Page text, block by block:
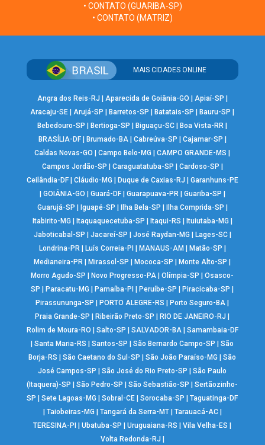
• CONTATO (GUARIBA-SP)
• CONTATO (MATRIZ)
MAIS CIDADES ONLINE
Angra dos Reis-RJ Aparecida de Goiânia-GO Apiaí-SP
Aracaju-SE |Arujá-SP Barretos-SP Batatais-SP Bauru-SP
Bebedouro-SP
Bertioga-SP Biguaçu-SC Boa Vista-RR
BRASÍLIA-DF| Brumado-BA| Cabreúva-SP Cajamar-SP
Caldas Novas-GO
|Campo Belo-MG |CAMPO GRANDE-MS
Campos Jordão-SP
Caraguatatuba-SP Cardoso-SP
Ceilândia-DF| Cláudio-MG Duque de Caxias-RJ
Garanhuns-PE
GOIÂNIA-GO Guará-DF| Guarapuava-PR| Guariba-SP
Guarujá-SP
Iguapé-SP Ilha Bela-SP Ilha Comprida-SP
Itabirito-MG
Itaquaquecetuba-SP Itaqui-RS Ituiutaba-MG
Jaboticabal-SP
Jacareí-SP José Raydan-MG Lages-SC|
Londrina-PR| Luís Correia-PI MANAUS-AM Matão-SP
Medianeira-PR
Mirassol-SP Mococa-SP Monte Alto-SP
Morro Agudo-SP
Novo Progresso-PA |Olímpia-SP |Osasco-
SP
Paracatu-MG Parnaíba-PI Peruíbe-SP Piracicaba-SP
Pirassununga-SP
PORTO ALEGRE-RS Porto Seguro-BA
Praia Grande-SP
Ribeirão Preto-SP RIO DE JANEIRO-RJ
Rolim de Moura-RO
Salto-SP SALVADOR-BA| Samambaia-DF
|Santa Maria-RS |Santos-SP |São Bernardo Campo-SP |São
Borja-RS
|São Caetano do Sul-SP |São João Paraíso-MG |São
José Campos-SP
|São José do Rio Preto-SP |São Paulo
(Itaquera)-SP
|São Pedro-SP |São Sebastião-SP |Sertãozinho-
SP
|Sete Lagoas-MG |Sobral-CE |Sorocaba-SP |Taguatinga-DF
Taiobeiras-MG Tangará da Serra-MT| Tarauacá-AC|
TERESINA-PI
|Ubatuba-SP |Uruguaiana-RS |Vila Velha-ES
Volta Redonda-RJ